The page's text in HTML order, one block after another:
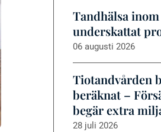
Tandhälsa
underskattat
06 augusti 2026
Tiotandvården
beräknat –
begär extra
28 juli 2026